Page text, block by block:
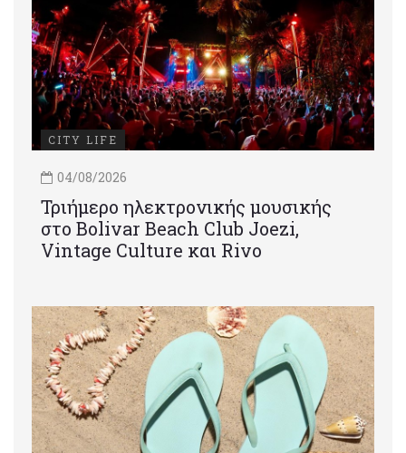
CITY LIFE
04/08/2026
Τριήμερο ηλεκτρονικής μουσικής
στο Bolivar Beach Club Joezi,
Vintage Culture και Rivo